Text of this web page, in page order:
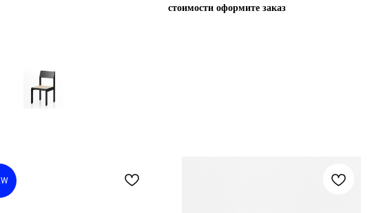
стоимости оформите заказ